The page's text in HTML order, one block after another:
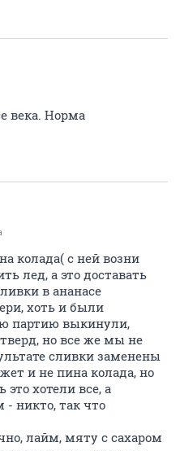
века. Норма
колада( с ней возни
лед, а это доставать
в ананасе
хоть и были
партию выкинули,
но все же мы не
сливки заменены
и не пина колада, но
хотели все, а
- никто, так что
лайм, мяту с сахаром